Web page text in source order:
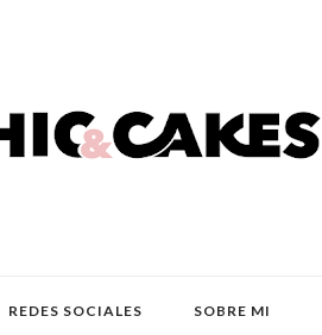
REDES SOCIALES SOBRE MI